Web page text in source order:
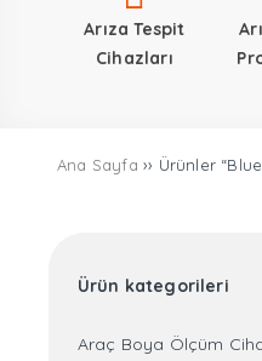
Arıza Tespit
Cihazları
Ana Sayfa ›› Ürünler
Ürün kategorileri
Araç Boya Ölçüm